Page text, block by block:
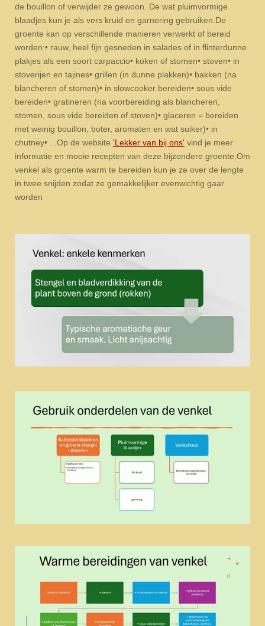
de bouillon of verwijder ze gewoon. De wat pluimvormige
blaadjes kun je als vers kruid en garnering gebruiken. De
groente kan op verschillende manieren verwerkt of bereid
worden:• rauw, heel fijn gesneden in salades of in flinterdunne
plakjes als een soort carpaccio• koken of stomen• stoven• in
stoverijen en tajines• grillen (in dunne plakken)• bakken (na
blancheren of stomen)• in slowcooker bereiden• sous vide
bereiden• gratineren (na voorbereiding als blancheren,
stomen, sous vide bereiden of stoven)• glaceren = bereiden
met weinig bouillon, boter, aromaten en wat suiker)• in
chutney• Op de website 'Lekker van bij ons' vind je meer
informatie en mooie recepten van deze bijzondere groente. Om
venkel als groente warm te bereiden kun je ze over de lengte
in twee snijden zodat ze gemakkelijker evenwichtig gaar
worden